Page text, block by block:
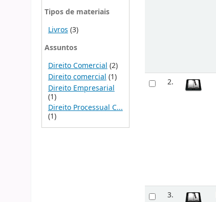
Tipos de materiais
Livros (3)
Assuntos
Direito Comercial (2)
Direito comercial (1)
Direito Empresarial
(1)
Direito Processual C...
(1)
2.
3.